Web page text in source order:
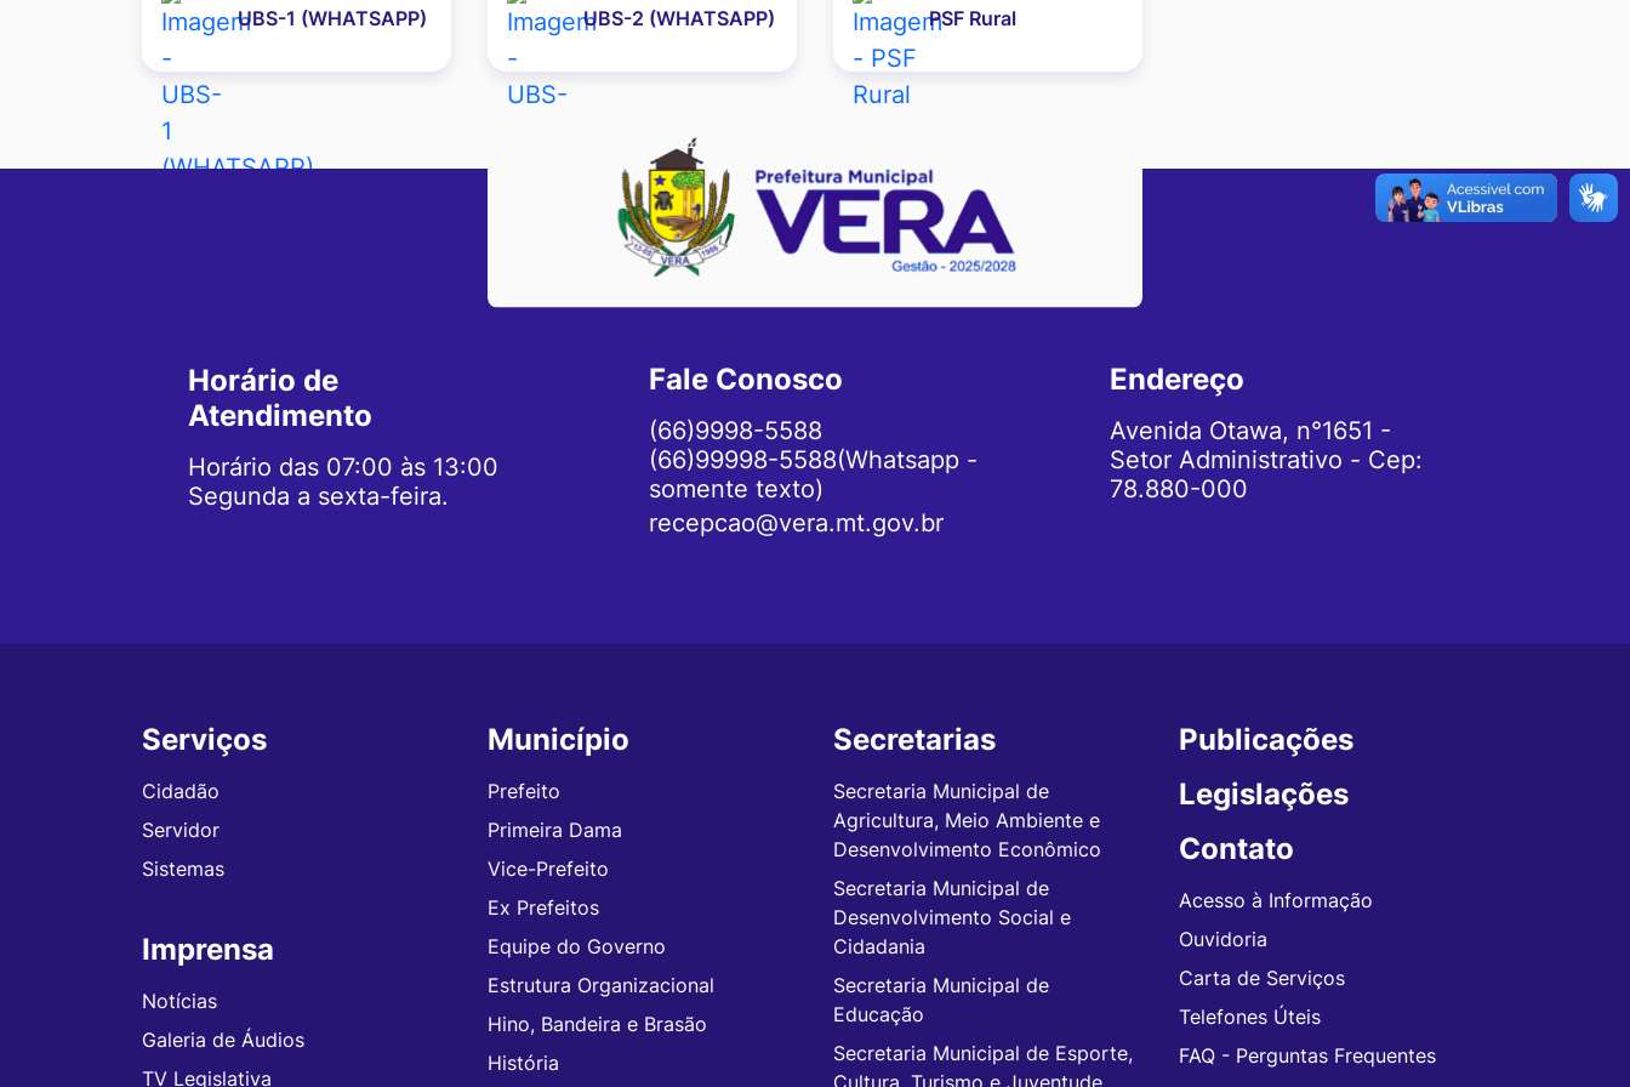
para
rodapé
[alt+4]
UBS-1 (WHATSAPP) UBS-2 (WHATSAPP) PSF Rural
Horário de
Atendimento
Horário das 07:00 às 13:00
Segunda a sexta-feira.
Fale Conosco
(66)9998-5588
(66)99998-5588(Whatsapp -
somente texto)
recepcao@vera.mt.gov.br
Endereço
Avenida Otawa, n°1651 -
Setor Administrativo - Cep:
78.880-000
Seção do Rodapé e Contato
Serviços
Cidadão
Servidor
Sistemas
Imprensa
Notícias
Galeria de Áudios
TV Legislativa
Município
Prefeito
Primeira Dama
Vice-Prefeito
Ex Prefeitos
Equipe do Governo
Estrutura Organizacional
Hino, Bandeira e Brasão
História
Secretarias
Secretaria Municipal de
Agricultura, Meio Ambiente e
Desenvolvimento Econômico
Secretaria Municipal de
Desenvolvimento Social e
Cidadania
Secretaria Municipal de
Educação
Secretaria Municipal de Esporte,
Publicações
Legislações
Contato
Acesso à Informação
Ouvidoria
Carta de Serviços
Telefones Úteis
FAQ - Perguntas Frequentes